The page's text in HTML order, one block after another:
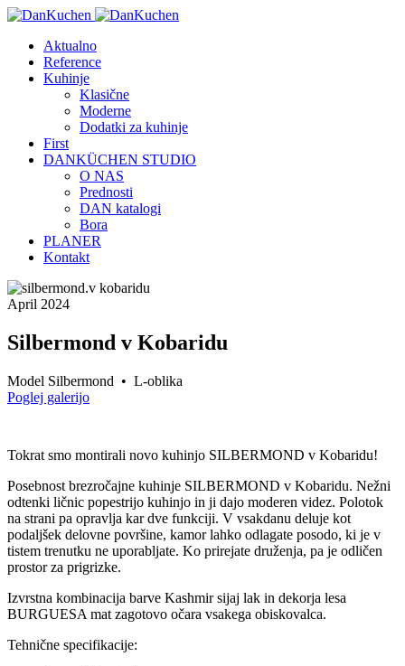
Aktualno
Reference
Kuhinje
Klasične
Moderne
Dodatki za kuhinje
First
DANKÜCHEN STUDIO
O NAS
Prednosti
DAN katalogi
Bora
PLANER
Kontakt
April 2024
Silbermond v Kobaridu
Model Silbermond • L-oblika
Poglej galerijo
Tokrat smo montirali novo kuhinjo SILBERMOND v Kobaridu!
Posebnost brezročajne kuhinje SILBERMOND v Kobaridu. Nežni
odtenki ličnic popestrijo kuhinjo in ji dajo moderen videz. Polotok
na strani pa opravlja kar dve funkciji. V vsakdanu deluje kot
podaljšek delovne površine, kamor lahko odlagate posodo, ki je v
tistem trenutku ne uporabljate. Ko prirejate druženja, pa je odličen
prostor za prigrizke.
Izvrstna kombinacija barve Kashmir sijaj lak in dekorja lesa
BURGUESA mat zagotovo očara vsakega obiskovalca.
Tehnične specifikacije: